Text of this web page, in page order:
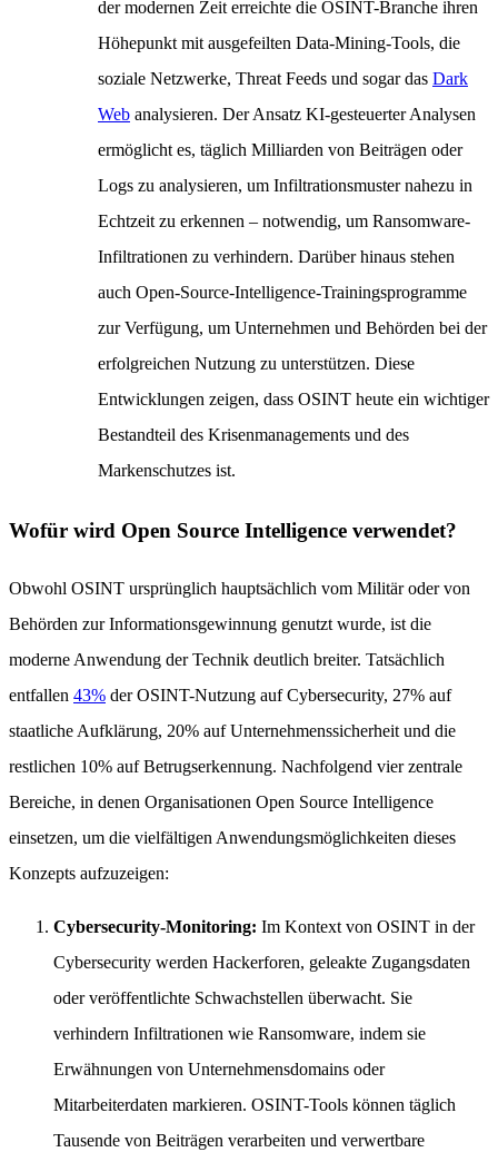
der modernen Zeit erreichte die OSINT-Branche ihren
Höhepunkt mit ausgefeilten Data-Mining-Tools, die
soziale Netzwerke, Threat Feeds und sogar das Dark
Web analysieren. Der Ansatz KI-gesteuerter Analysen
ermöglicht es, täglich Milliarden von Beiträgen oder
Logs zu analysieren, um Infiltrationsmuster nahezu in
Echtzeit zu erkennen – notwendig, um Ransomware-
Infiltrationen zu verhindern. Darüber hinaus stehen
auch Open-Source-Intelligence-Trainingsprogramme
zur Verfügung, um Unternehmen und Behörden bei der
erfolgreichen Nutzung zu unterstützen. Diese
Entwicklungen zeigen, dass OSINT heute ein wichtiger
Bestandteil des Krisenmanagements und des
Markenschutzes ist.
Wofür wird Open Source Intelligence verwendet?
Obwohl OSINT ursprünglich hauptsächlich vom Militär oder von
Behörden zur Informationsgewinnung genutzt wurde, ist die
moderne Anwendung der Technik deutlich breiter. Tatsächlich
entfallen 43% der OSINT-Nutzung auf Cybersecurity, 27% auf
staatliche Aufklärung, 20% auf Unternehmenssicherheit und die
restlichen 10% auf Betrugserkennung. Nachfolgend vier zentrale
Bereiche, in denen Organisationen Open Source Intelligence
einsetzen, um die vielfältigen Anwendungsmöglichkeiten dieses
Konzepts aufzuzeigen:
Cybersecurity-Monitoring: Im Kontext von OSINT in der
Cybersecurity werden Hackerforen, geleakte Zugangsdaten
oder veröffentlichte Schwachstellen überwacht. Sie
verhindern Infiltrationen wie Ransomware, indem sie
Erwähnungen von Unternehmensdomains oder
Mitarbeiterdaten markieren. OSINT-Tools können täglich
Tausende von Beiträgen verarbeiten und verwertbare